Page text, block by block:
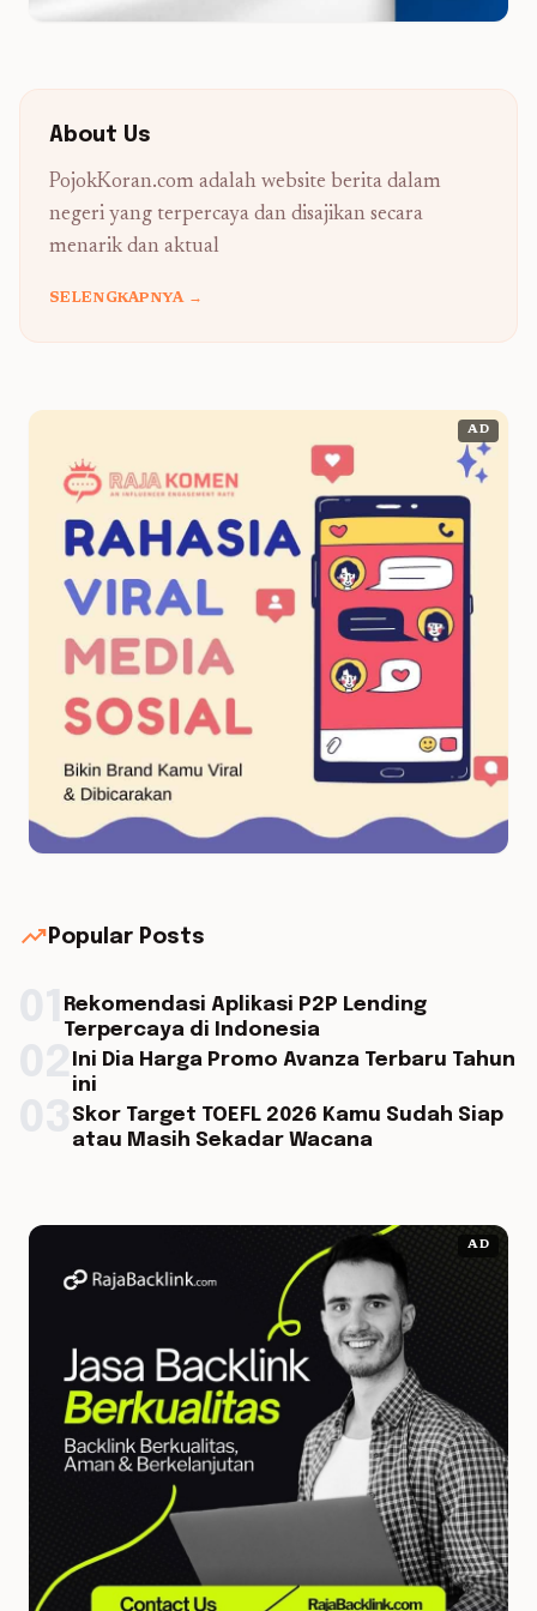
About Us
PojokKoran.com adalah website berita dalam
negeri yang terpercaya dan disajikan secara
menarik dan aktual
SELENGKAPNYA →
AD
trending_up Popular Posts
Rekomendasi Aplikasi P2P Lending
Terpercaya di Indonesia
Ini Dia Harga Promo Avanza Terbaru Tahun
ini
Skor Target TOEFL 2026 Kamu Sudah Siap
atau Masih Sekadar Wacana
AD